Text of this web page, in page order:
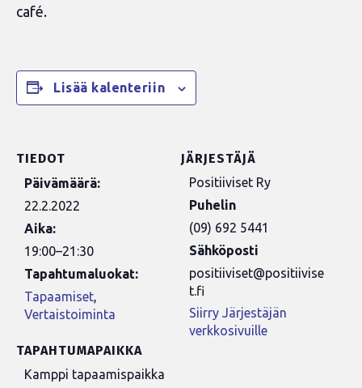
café.
Lisää kalenteriin
TIEDOT
Päivämäärä:
22.2.2022
Aika:
19:00–21:30
Tapahtumaluokat:
Tapaamiset,
Vertaistoiminta
TAPAHTUMAPAIKKA
Kamppi tapaamispaikka
JÄRJESTÄJÄ
Positiiviset Ry
Puhelin
(09) 692 5441
Sähköposti
positiiviset@positiivise
t.fi
Siirry Järjestäjän
verkkosivuille